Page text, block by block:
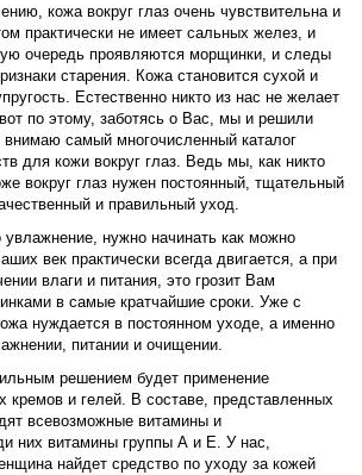
кожа вокруг глаз очень чувствительна и
практически не имеет сальных желез, и
очередь проявляются морщинки, и следы
старения. Кожа становится сухой и
Естественно никто из нас не желает
вот по этому, заботясь о Вас, мы и решили
самый многочисленный каталог
для кожи вокруг глаз. Ведь мы, как никто
вокруг глаз нужен постоянный, тщательный
и правильный уход.
нужно начинать как можно
век практически всегда двигается, а при
влаги и питания, это грозит Вам
в самые кратчайшие сроки. Уже с
нуждается в постоянном уходе, а именно
питании и очищении.
решением будет применение
кремов и гелей. В составе, представленных
всевозможные витамины и
них витамины группы А и Е. У нас,
найдет средство по уходу за кожей